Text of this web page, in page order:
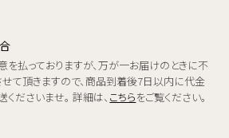
を払っておりますが、万が一お届けのときに不
て頂きますので、商品到着後7日以内に代金
ださいませ。 詳細は、 こちらをご覧ください。